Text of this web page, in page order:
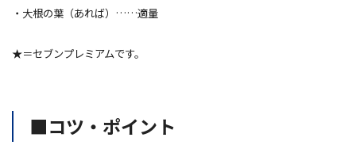
・大根の葉（あれば）……適量
★＝セブンプレミアムです。
■コツ・ポイント